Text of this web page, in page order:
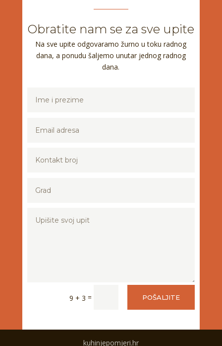
Obratite nam se za sve upite
Na sve upite odgovaramo žurno u toku radnog
dana, a ponudu šaljemo unutar jednog radnog
dana.
9 + 3 = POŠALJITE
kuhinjepomjeri.hr